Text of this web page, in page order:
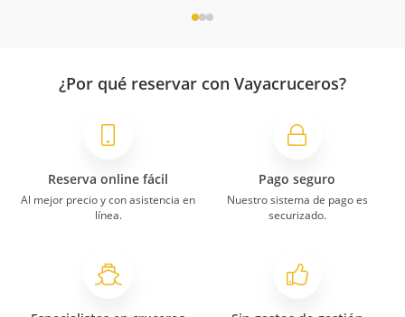
¿Por qué reservar con Vayacruceros?
Reserva online fácil
Al mejor precio y con asistencia en
línea.
Pago seguro
Nuestro sistema de pago es
securizado.